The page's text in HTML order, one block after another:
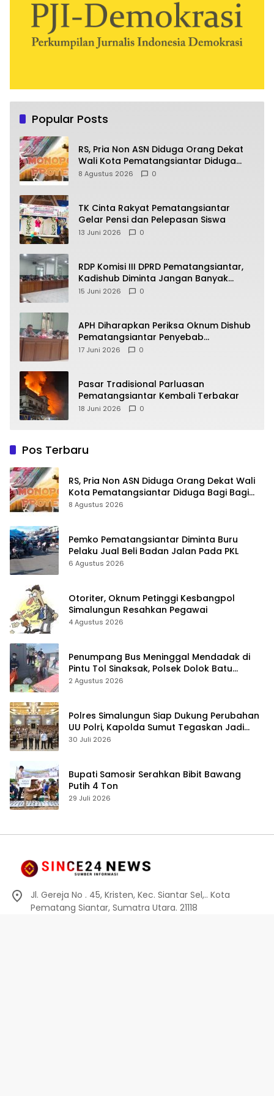
Popular Posts
RS, Pria Non ASN Diduga Orang Dekat
Wali Kota Pematangsiantar Diduga
Bagi Bagi Proyek ke Kontraktor
8 Agustus 2026 0
TK Cinta Rakyat Pematangsiantar
Gelar Pensi dan Pelepasan Siswa
13 Juni 2026 0
RDP Komisi III DPRD Pematangsiantar,
Kadishub Diminta Jangan Banyak
Alasan
15 Juni 2026 0
APH Diharapkan Periksa Oknum Dishub
Pematangsiantar Penyebab
Kebocoran PAD Retribusi Parkir
17 Juni 2026 0
Pasar Tradisional Parluasan
Pematangsiantar Kembali Terbakar
18 Juni 2026 0
Pos Terbaru
RS, Pria Non ASN Diduga Orang Dekat Wali
Kota Pematangsiantar Diduga Bagi Bagi
Proyek ke Kontraktor
8 Agustus 2026
Pemko Pematangsiantar Diminta Buru
Pelaku Jual Beli Badan Jalan Pada PKL
6 Agustus 2026
Otoriter, Oknum Petinggi Kesbangpol
Simalungun Resahkan Pegawai
4 Agustus 2026
Penumpang Bus Meninggal Mendadak di
Pintu Tol Sinaksak, Polsek Dolok Batu
Nanggar Gerak Cepat Olah TKP
2 Agustus 2026
Polres Simalungun Siap Dukung Perubahan
UU Polri, Kapolda Sumut Tegaskan Jadi
Fondasi Penguatan Profesionalisme dan
30 Juli 2026
Bupati Samosir Serahkan Bibit Bawang
Putih 4 Ton
29 Juli 2026
Jl. Gereja No . 45, Kristen, Kec. Siantar Sel,.. Kota
Pematang Siantar, Sumatra Utara. 21118